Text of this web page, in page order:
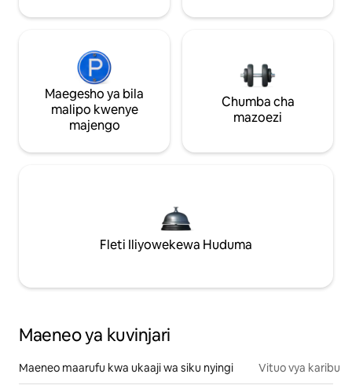
Maegesho ya bila
malipo kwenye
majengo
Chumba cha
mazoezi
Fleti Iliyowekewa Huduma
Maeneo ya kuvinjari
Maeneo maarufu kwa ukaaji wa siku nyingi Vituo vya karibu